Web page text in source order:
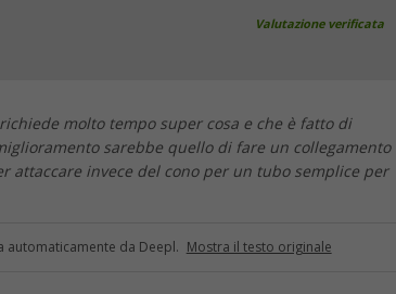
Valutazione verificata
molto tempo super cosa e che è fatto di
sarebbe quello di fare un collegamento
attaccare invece del cono per un tubo semplice per
automaticamente da Deepl. Mostra il testo originale